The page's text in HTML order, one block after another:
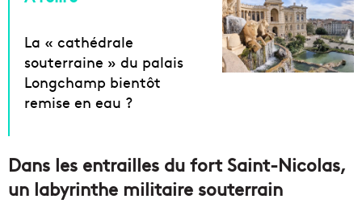
La « cathédrale
souterraine » du palais
Longchamp bientôt
remise en eau ?
Dans les entrailles du fort Saint-Nicolas,
un labyrinthe militaire souterrain